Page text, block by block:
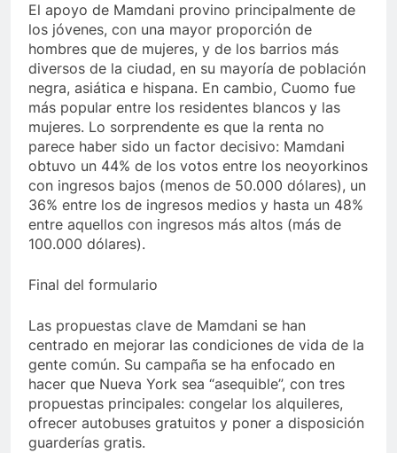
El apoyo de Mamdani provino principalmente de
los jóvenes, con una mayor proporción de
hombres que de mujeres, y de los barrios más
diversos de la ciudad, en su mayoría de población
negra, asiática e hispana. En cambio, Cuomo fue
más popular entre los residentes blancos y las
mujeres. Lo sorprendente es que la renta no
parece haber sido un factor decisivo: Mamdani
obtuvo un 44% de los votos entre los neoyorkinos
con ingresos bajos (menos de 50.000 dólares), un
36% entre los de ingresos medios y hasta un 48%
entre aquellos con ingresos más altos (más de
100.000 dólares).
Final del formulario
Las propuestas clave de Mamdani se han
centrado en mejorar las condiciones de vida de la
gente común. Su campaña se ha enfocado en
hacer que Nueva York sea “asequible”, con tres
propuestas principales: congelar los alquileres,
ofrecer autobuses gratuitos y poner a disposición
guarderías gratis.